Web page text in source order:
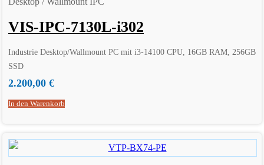
VIS-IPC-7130L-i302
Industrie Desktop/Wallmount PC mit i3-14100 CPU, 16GB RAM, 256GB
SSD
2.200,00 €
In den Warenkorb